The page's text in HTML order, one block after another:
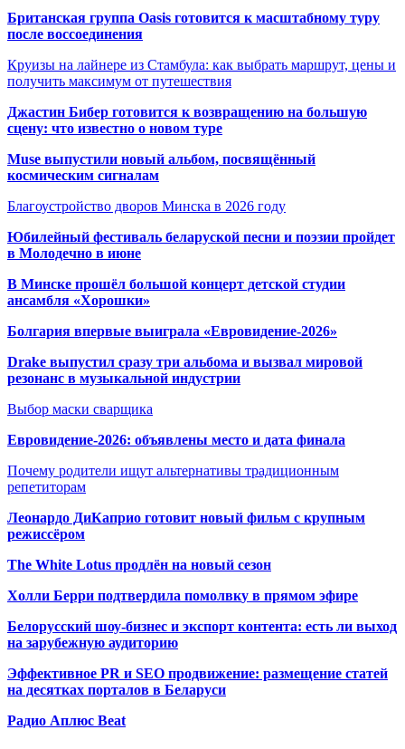
Британская группа Oasis готовится к масштабному туру
после воссоединения
Круизы на лайнере из Стамбула: как выбрать маршрут, цены и
получить максимум от путешествия
Джастин Бибер готовится к возвращению на большую
сцену: что известно о новом туре
Muse выпустили новый альбом, посвящённый
космическим сигналам
Благоустройство дворов Минска в 2026 году
Юбилейный фестиваль беларуской песни и поэзии пройдет
в Молодечно в июне
В Минске прошёл большой концерт детской студии
ансамбля «Хорошки»
Болгария впервые выиграла «Евровидение-2026»
Drake выпустил сразу три альбома и вызвал мировой
резонанс в музыкальной индустрии
Выбор маски сварщика
Евровидение-2026: объявлены место и дата финала
Почему родители ищут альтернативы традиционным
репетиторам
Леонардо ДиКаприо готовит новый фильм с крупным
режиссёром
The White Lotus продлён на новый сезон
Холли Берри подтвердила помолвку в прямом эфире
Белорусский шоу-бизнес и экспорт контента: есть ли выход
на зарубежную аудиторию
Эффективное PR и SEO продвижение: размещение статей
на десятках порталов в Беларуси
Радио Аплюс Beat